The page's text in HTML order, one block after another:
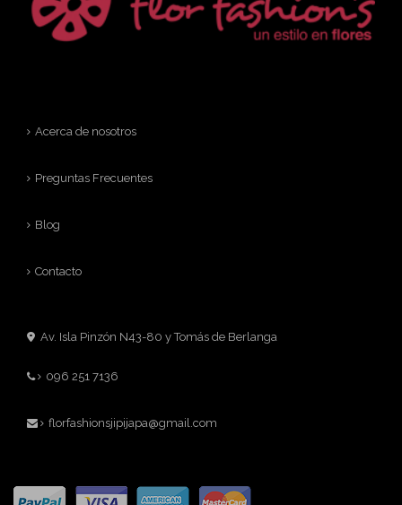
Acerca de nosotros
Preguntas Frecuentes
Blog
Contacto
Av. Isla Pinzón N43-80 y Tomás de Berlanga
096 251 7136
florfashionsjipijapa@gmail.com